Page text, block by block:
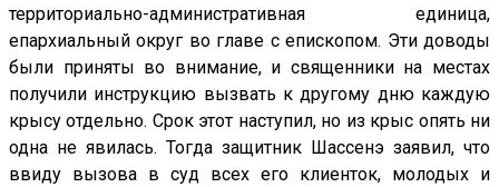
территориально-административная единица,
епархиальный округ во главе с епископом. Эти доводы
были приняты во внимание, и священники на местах
получили инструкцию вызвать к другому дню каждую
крысу отдельно. Срок этот наступил, но из крыс опять ни
одна не явилась. Тогда защитник Шассенэ заявил, что
ввиду вызова в суд всех его клиенток, молодых и